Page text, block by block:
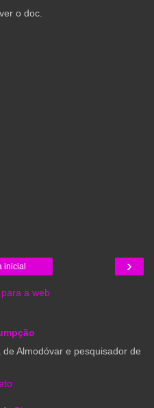
o doc.
›
inicial
a web
Almodóvar e pesquisador de